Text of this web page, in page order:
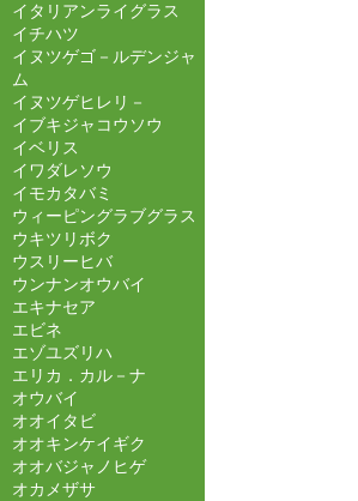
イタリアンライグラス
イチハツ
イヌツゲゴ－ルデンジャ
ム
イヌツゲヒレリ－
イブキジャコウソウ
イベリス
イワダレソウ
イモカタバミ
ウィーピングラブグラス
ウキツリボク
ウスリーヒバ
ウンナンオウバイ
エキナセア
エビネ
エゾユズリハ
エリカ．カル－ナ
オウバイ
オオイタビ
オオキンケイギク
オオバジャノヒゲ
オカメザサ